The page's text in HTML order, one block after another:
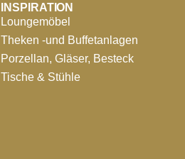
INSPIRATION
Loungemöbel
Theken -und Buffetanlagen
Porzellan, Gläser, Besteck
Tische & Stühle